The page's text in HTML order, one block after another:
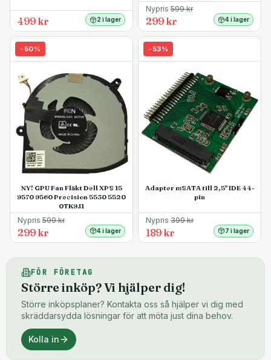
499 kr 2 i lager
Nypris 599kr
299 kr 4 i lager
- 50%
NY! GPU Fan Fläkt Dell XPS 15
9570 9560 Precision 5530 5520
0TK9J1
Nypris 599kr
299 kr 4 i lager
- 53%
Adapter mSATA till 2,5" IDE 44-
pin
Nypris 399kr
189 kr 7 i lager
FÖR FÖRETAG
Större inköp? Vi hjälper dig!
Större inköpsplaner? Kontakta oss så hjälper vi dig med
skräddarsydda lösningar för att möta just dina behov.
Kolla in